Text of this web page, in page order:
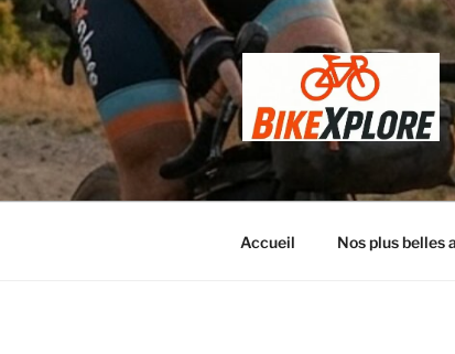
Aller
au
contenu
principal
Accueil Nos plus belles